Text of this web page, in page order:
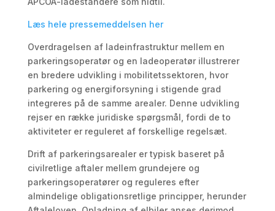
Læs hele pressemeddelsen her
Overdragelsen af ladeinfrastruktur mellem en
parkeringsoperatør og en ladeoperatør illustrerer
en bredere udvikling i mobilitetssektoren, hvor
parkering og energiforsyning i stigende grad
integreres på de samme arealer. Denne udvikling
rejser en række juridiske spørgsmål, fordi de to
aktiviteter er reguleret af forskellige regelsæt.
Drift af parkeringsarealer er typisk baseret på
civilretlige aftaler mellem grundejere og
parkeringsoperatører og reguleres efter
almindelige obligationsretlige principper, herunder